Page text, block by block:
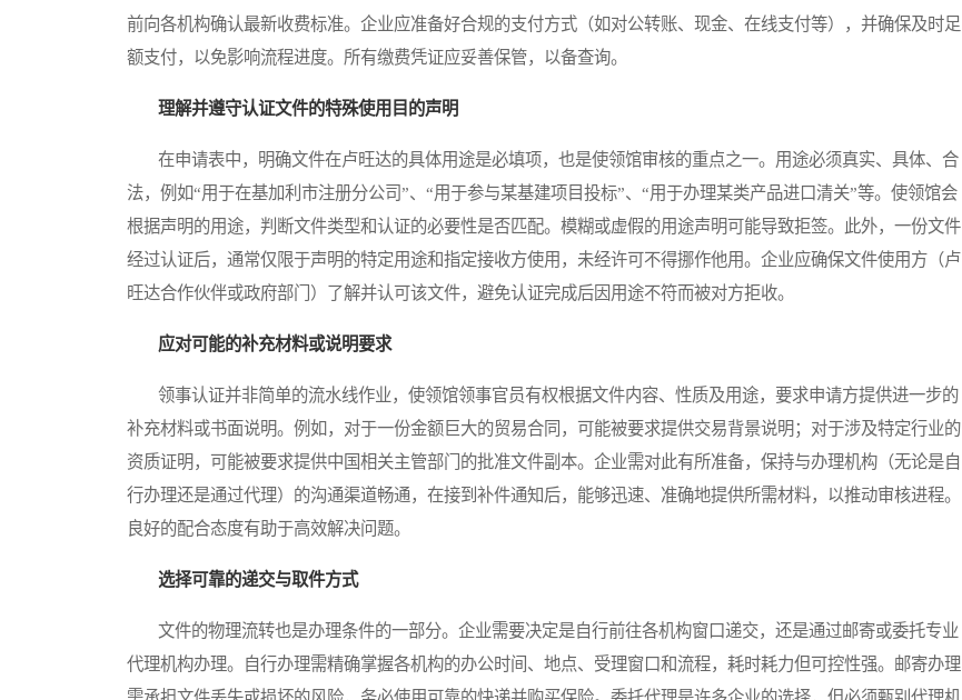
前向各机构确认最新收费标准。企业应准备好合规的支付方式（如对公转账、现金、在线支付等），并确保及时足
额支付，以免影响流程进度。所有缴费凭证应妥善保管，以备查询。
理解并遵守认证文件的特殊使用目的声明
在申请表中，明确文件在卢旺达的具体用途是必填项，也是使领馆审核的重点之一。用途必须真实、具体、合
法，例如“用于在基加利市注册分公司”、“用于参与某基建项目投标”、“用于办理某类产品进口清关”等。使领馆会
根据声明的用途，判断文件类型和认证的必要性是否匹配。模糊或虚假的用途声明可能导致拒签。此外，一份文件
经过认证后，通常仅限于声明的特定用途和指定接收方使用，未经许可不得挪作他用。企业应确保文件使用方（卢
旺达合作伙伴或政府部门）了解并认可该文件，避免认证完成后因用途不符而被对方拒收。
应对可能的补充材料或说明要求
领事认证并非简单的流水线作业，使领馆领事官员有权根据文件内容、性质及用途，要求申请方提供进一步的
补充材料或书面说明。例如，对于一份金额巨大的贸易合同，可能被要求提供交易背景说明；对于涉及特定行业的
资质证明，可能被要求提供中国相关主管部门的批准文件副本。企业需对此有所准备，保持与办理机构（无论是自
行办理还是通过代理）的沟通渠道畅通，在接到补件通知后，能够迅速、准确地提供所需材料，以推动审核进程。
良好的配合态度有助于高效解决问题。
选择可靠的递交与取件方式
文件的物理流转也是办理条件的一部分。企业需要决定是自行前往各机构窗口递交，还是通过邮寄或委托专业
代理机构办理。自行办理需精确掌握各机构的办公时间、地点、受理窗口和流程，耗时耗力但可控性强。邮寄办理